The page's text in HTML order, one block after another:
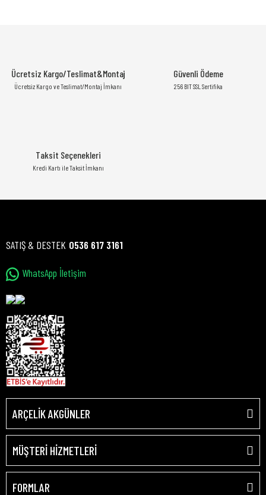
Ücretsiz Kargo/Teslimat&Montaj
Ücretsiz Kargo ve Teslimat/Montaj İmkanı
Güvenli Ödeme
256 BIT SSL Sertifika
Taksit Seçenekleri
Kredi Kartı ile Taksit İmkanı
SATIŞ & DESTEK 0536 617 3161
WhatsApp İletişim
ARÇELİK AKGÜNLER
MÜŞTERİ HİZMETLERİ
FORMLAR